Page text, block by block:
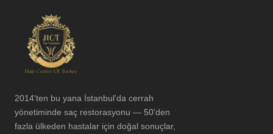
2014'ten bu yana İstanbul'da cerrah
yönetiminde saç restorasyonu — 50'den
fazla ülkeden hastalar için doğal sonuçlar,